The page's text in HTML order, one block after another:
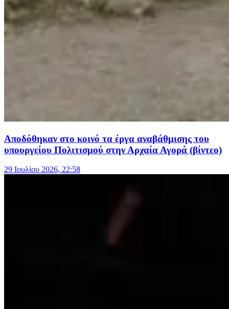
Αποδόθηκαν στο κοινό τα έργα αναβάθμισης του
υπουργείου Πολιτισμού στην Αρχαία Αγορά (βίντεο)
29 Ιουλίου 2026, 22:58